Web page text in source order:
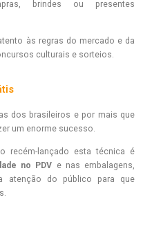
brindes ou presentes
às regras do mercado e da
culturais e sorteios.
dos brasileiros e por mais que
um enorme sucesso.
recém-lançado esta técnica é
no PDV e nas embalagens,
atenção do público para que